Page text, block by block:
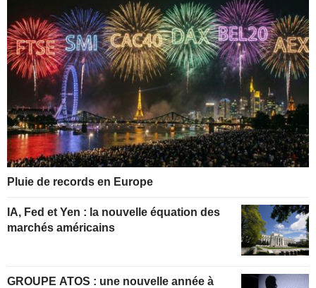
Pluie de records en Europe
IA, Fed et Yen : la nouvelle équation des
marchés américains
GROUPE ATOS : une nouvelle année à